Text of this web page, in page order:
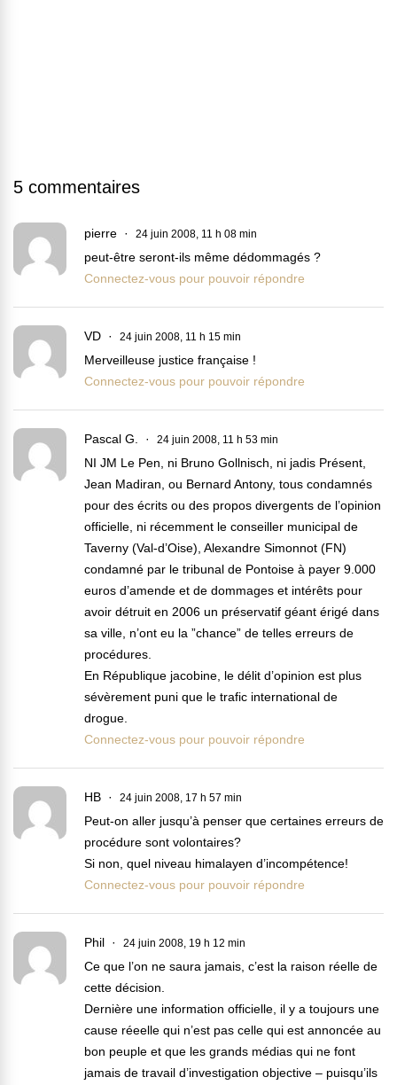
5 commentaires
pierre 24 juin 2008, 11 h 08 min
peut-être seront-ils même dédommagés ?
Connectez-vous pour pouvoir répondre
VD 24 juin 2008, 11 h 15 min
Merveilleuse justice française !
Connectez-vous pour pouvoir répondre
Pascal G. 24 juin 2008, 11 h 53 min
NI JM Le Pen, ni Bruno Gollnisch, ni jadis Présent,
Jean Madiran, ou Bernard Antony, tous condamnés
pour des écrits ou des propos divergents de l’opinion
officielle, ni récemment le conseiller municipal de
Taverny (Val-d’Oise), Alexandre Simonnot (FN)
condamné par le tribunal de Pontoise à payer 9.000
euros d’amende et de dommages et intérêts pour
avoir détruit en 2006 un préservatif géant érigé dans
sa ville, n’ont eu la ”chance” de telles erreurs de
procédures.
En République jacobine, le délit d’opinion est plus
sévèrement puni que le trafic international de
drogue.
Connectez-vous pour pouvoir répondre
HB 24 juin 2008, 17 h 57 min
Peut-on aller jusqu’à penser que certaines erreurs de
procédure sont volontaires?
Si non, quel niveau himalayen d’incompétence!
Connectez-vous pour pouvoir répondre
Phil 24 juin 2008, 19 h 12 min
Ce que l’on ne saura jamais, c’est la raison réelle de
cette décision.
Dernière une information officielle, il y a toujours une
cause réeelle qui n’est pas celle qui est annoncée au
bon peuple et que les grands médias qui ne font
jamais de travail d’investigation objective – puisqu’ils